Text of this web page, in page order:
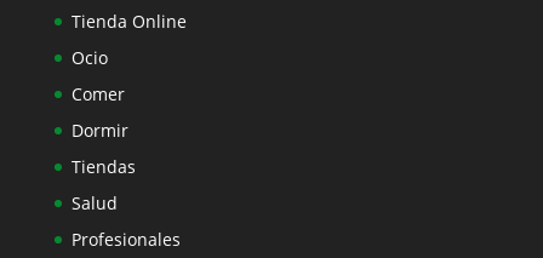
Tienda Online
Ocio
Comer
Dormir
Tiendas
Salud
Profesionales